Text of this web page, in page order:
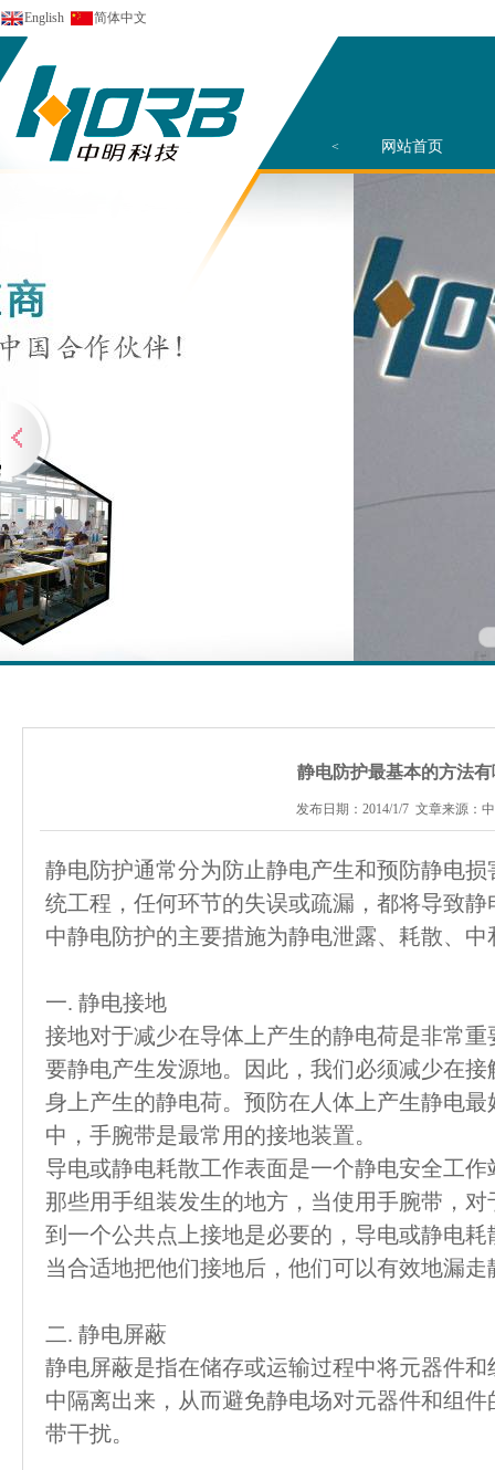
English 简体中文
< 网站首页
静电防护最基本的方法
发布日期：2014/1/7 文章来源：
静电防护通常分为防止静电产生和预防静电
统工程，任何环节的失误或疏漏，都将导致
中静电防护的主要措施为静电泄露、耗散、
一. 静电接地
接地对于减少在导体上产生的静电荷是非常
要静电产生发源地。因此，我们必须减少在
身上产生的静电荷。预防在人体上产生静电
中，手腕带是最常用的接地装置。
导电或静电耗散工作表面是一个静电安全工
那些用手组装发生的地方，当使用手腕带，
到一个公共点上接地是必要的，导电或静电
当合适地把他们接地后，他们可以有效地漏走
二. 静电屏蔽
静电屏蔽是指在储存或运输过程中将元器件
中隔离出来，从而避免静电场对元器件和组
带干扰。